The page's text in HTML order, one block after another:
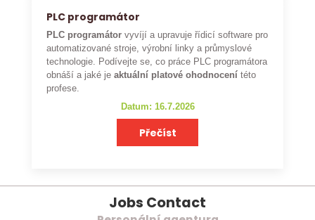
PLC programátor
PLC programátor vyvíjí a upravuje řídicí software pro
automatizované stroje, výrobní linky a průmyslové
technologie. Podívejte se, co práce PLC programátora
obnáší a jaké je aktuální platové ohodnocení této
profese.
Datum: 16.7.2026
Přečíst
Jobs Contact